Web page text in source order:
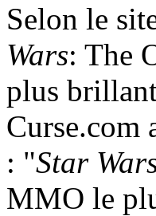
Selon le
Wars: The
plus
Curse.com
: "Star
MMO le